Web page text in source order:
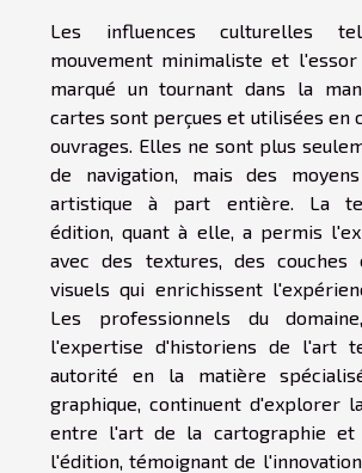
Les influences culturelles
mouvement minimaliste et
marqué un tournant dans la
cartes sont perçues et utilisées en
ouvrages. Elles ne sont plus
de navigation, mais des
artistique à part entière. La
édition, quant à elle, a permis
avec des textures, des
visuels qui enrichissent
Les professionnels du
l'expertise d'historiens de l'art
autorité en la matière
graphique, continuent d'explorer
entre l'art de la cartographie et
l'édition, témoignant de